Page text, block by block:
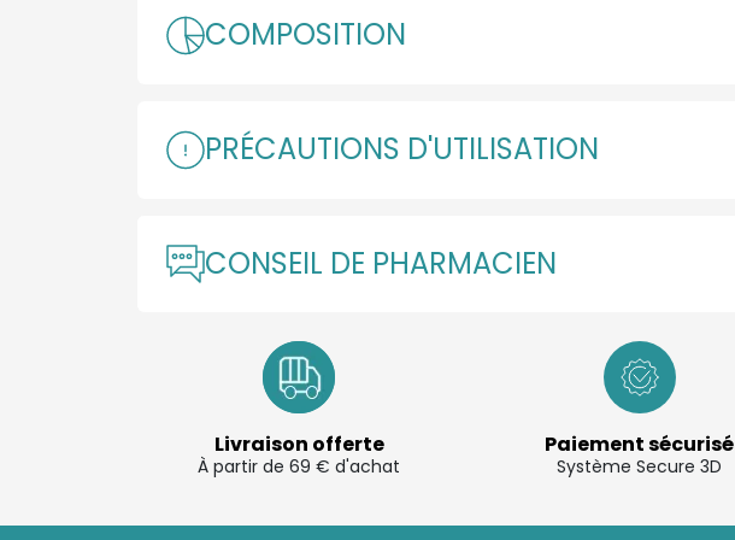
COMPOSITION
PRÉCAUTIONS D'UTILISATION
CONSEIL DE PHARMACIEN
Livraison offerte
À partir de 69 € d'achat
Paiement sécurisé
Système Secure 3D